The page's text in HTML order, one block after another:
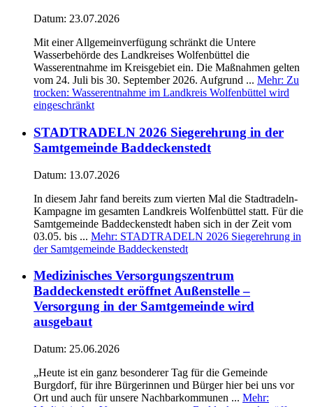
Datum: 23.07.2026
Mit einer Allgemeinverfügung schränkt die Untere
Wasserbehörde des Landkreises Wolfenbüttel die
Wasserentnahme im Kreisgebiet ein. Die Maßnahmen gelten
vom 24. Juli bis 30. September 2026. Aufgrund ... Mehr: Zu
trocken: Wasserentnahme im Landkreis Wolfenbüttel wird
eingeschränkt
STADTRADELN 2026 Siegerehrung in der
Samtgemeinde Baddeckenstedt
Datum: 13.07.2026
In diesem Jahr fand bereits zum vierten Mal die Stadtradeln-
Kampagne im gesamten Landkreis Wolfenbüttel statt. Für die
Samtgemeinde Baddeckenstedt haben sich in der Zeit vom
03.05. bis ... Mehr: STADTRADELN 2026 Siegerehrung in
der Samtgemeinde Baddeckenstedt
Medizinisches Versorgungszentrum
Baddeckenstedt eröffnet Außenstelle –
Versorgung in der Samtgemeinde wird
ausgebaut
Datum: 25.06.2026
„Heute ist ein ganz besonderer Tag für die Gemeinde
Burgdorf, für ihre Bürgerinnen und Bürger hier bei uns vor
Ort und auch für unsere Nachbarkommunen ... Mehr: